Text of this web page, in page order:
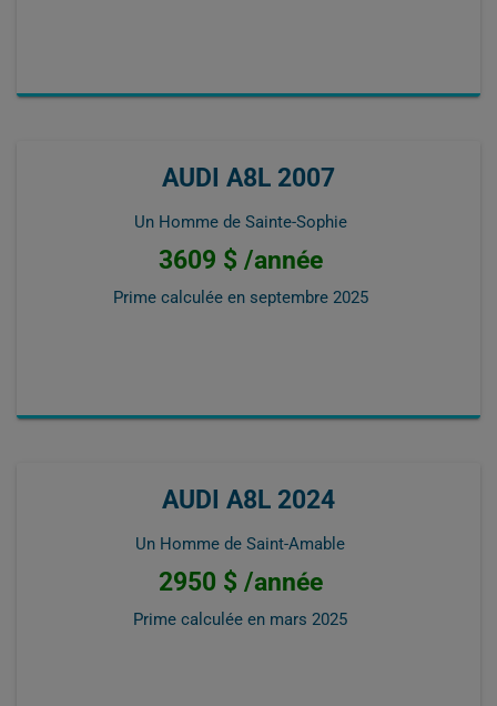
AUDI A8L 2007
Un Homme de Sainte-Sophie
3609 $ /année
Prime calculée en septembre 2025
AUDI A8L 2024
Un Homme de Saint-Amable
2950 $ /année
Prime calculée en mars 2025